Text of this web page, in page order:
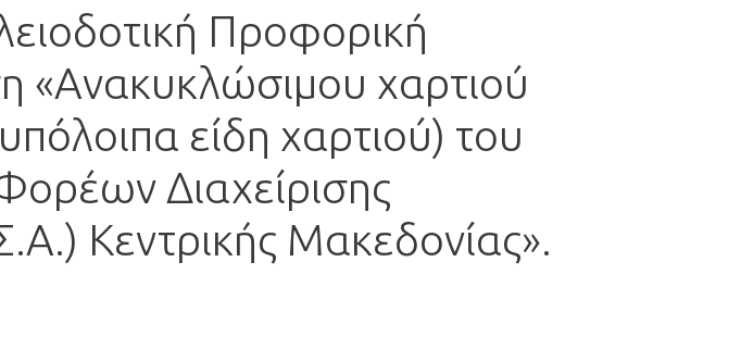
Προφορική
«Ανακυκλώσιμου χαρτιού
είδη χαρτιού) του
Διαχείρισης
Κεντρικής Μακεδονίας».